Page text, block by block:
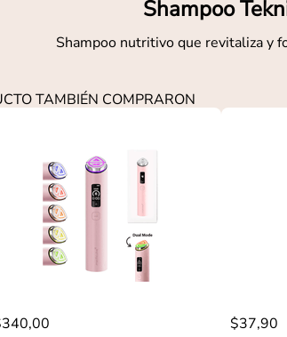
Shampoo
Shampoo nutritivo que revitaliza y
TAMBIÉN COMPRARON
340,00
$37,90